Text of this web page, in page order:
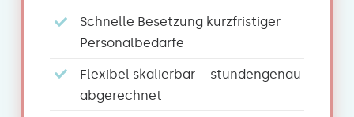
Schnelle Besetzung kurzfristiger
Personalbedarfe
Flexibel skalierbar – stundengenau
abgerechnet